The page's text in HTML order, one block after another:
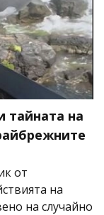
тайната на
от
на
на случайно